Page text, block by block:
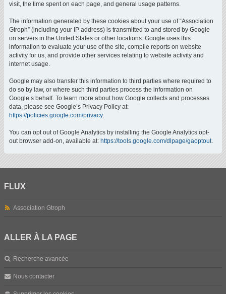
visit, the time spent on each page, and general usage patterns.
The information generated by these cookies about your use of “Association
Gtroph” (including your IP address) is transmitted to and stored by Google
on servers in the United States or other locations. Google uses this
information to evaluate your use of the site, compile reports on website
activity for us, and provide other services relating to website activity and
internet usage.
Google may also transfer this information to third parties where required to
do so by law, or where such third parties process the information on
Google’s behalf. To learn more about how Google collects and processes
data, please see Google’s Privacy Policy at:
https://policies.google.com/privacy.
You can opt out of Google Analytics by installing the Google Analytics opt-
out browser add-on, available at: https://tools.google.com/dlpage/gaoptout.
FLUX
Association Gtroph
ALLER À LA PAGE
Recherche avancée
Nous contacter